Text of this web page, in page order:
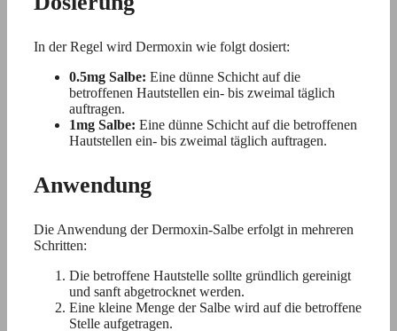
In der Regel wird Dermoxin wie folgt dosiert:
0.5mg Salbe: Eine dünne Schicht auf die
betroffenen Hautstellen ein- bis zweimal täglich
auftragen.
1mg Salbe: Eine dünne Schicht auf die betroffenen
Hautstellen ein- bis zweimal täglich auftragen.
Anwendung
Die Anwendung der Dermoxin-Salbe erfolgt in mehreren
Schritten:
Die betroffene Hautstelle sollte gründlich gereinigt
und sanft abgetrocknet werden.
Eine kleine Menge der Salbe wird auf die betroffene
Stelle aufgetragen.